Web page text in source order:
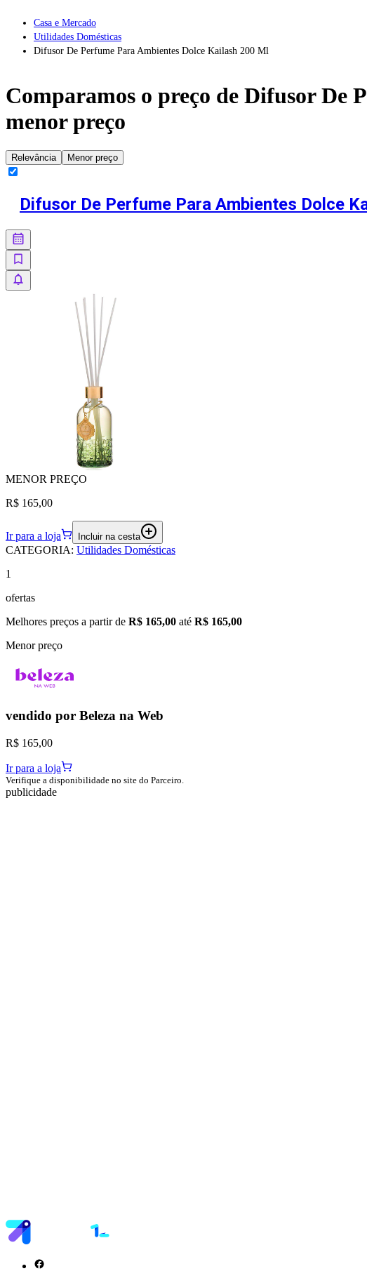
Casa e Mercado
Utilidades Domésticas
Difusor De Perfume Para Ambientes Dolce Kailash 200 Ml
Comparamos o preço de Difusor De
menor preço
Relevância Menor preço
Difusor De Perfume Para Ambientes Dolce
MENOR PREÇO
R$ 165,00
Ir para a loja Incluir na cesta
CATEGORIA: Utilidades Domésticas
1
ofertas
Melhores preços a partir de R$ 165,00 até R$ 165,00
Menor preço
vendido por Beleza na Web
R$ 165,00
Ir para a loja
Verifique a disponibilidade no site do Parceiro.
publicidade